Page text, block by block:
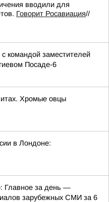
вводили для
Говорит Росавиация//
командой заместителей
Посаде-6
Хромые овцы
в Лондоне:
Главное за день —
зарубежных СМИ за 6